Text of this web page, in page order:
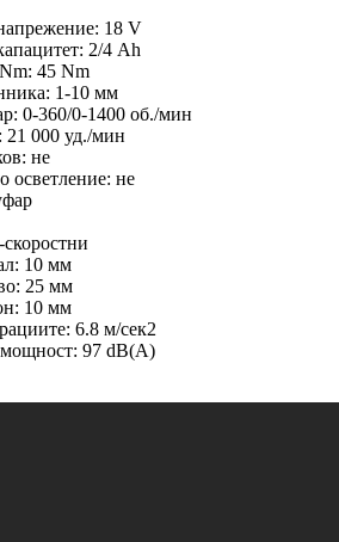
18 V
2/4 Ah
45 Nm
1-10 мм
0-360/0-1400 об./мин
21 000 уд./мин
не
осветление: не
10 мм
25 мм
10 мм
6.8 м/сек2
97 dB(A)